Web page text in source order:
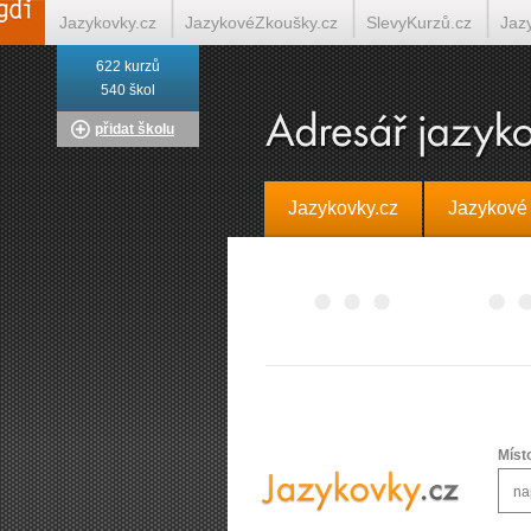
Jazykovky.cz Jazykové
622 kurzů
540 škol
přidat školu
Jazykovky.cz JazykovéZkoušky.cz SlevyKurzů.cz
Italština on-line Tlumočení-Překlady.cz Překládá.cz